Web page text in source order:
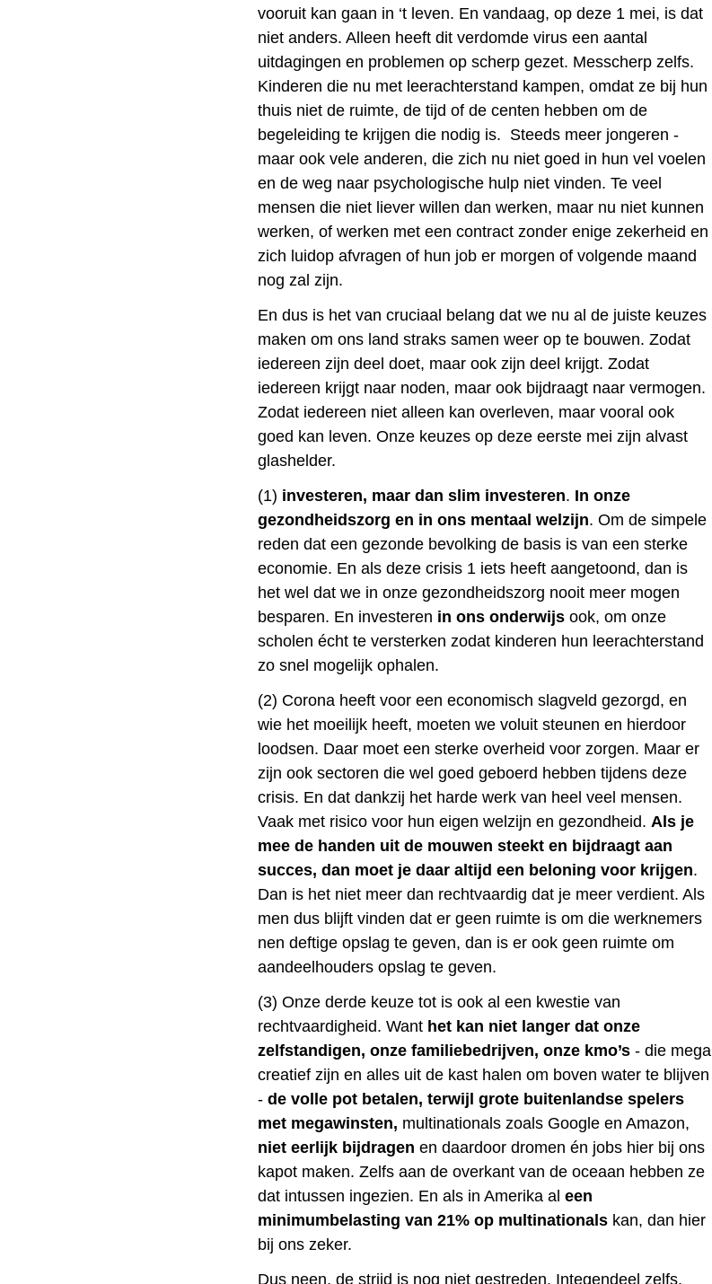
vooruit kan gaan in ‘t leven. En vandaag, op deze 1 mei, is dat
niet anders. Alleen heeft dit verdomde virus een aantal
uitdagingen en problemen op scherp gezet. Messcherp zelfs.
Kinderen die nu met leerachterstand kampen, omdat ze bij hun
thuis niet de ruimte, de tijd of de centen hebben om de
begeleiding te krijgen die nodig is. Steeds meer jongeren -
maar ook vele anderen, die zich nu niet goed in hun vel voelen
en de weg naar psychologische hulp niet vinden. Te veel
mensen die niet liever willen dan werken, maar nu niet kunnen
werken, of werken met een contract zonder enige zekerheid en
zich luidop afvragen of hun job er morgen of volgende maand
nog zal zijn.
En dus is het van cruciaal belang dat we nu al de juiste keuzes
maken om ons land straks samen weer op te bouwen.Zodat
iedereen zijn deel doet, maar ook zijn deel krijgt.Zodat
iedereen krijgt naar noden, maar ook bijdraagt naar vermogen.
Zodat iedereen niet alleen kan overleven, maar vooral ook
goed kan leven. Onze keuzes op deze eerste mei zijn alvast
glashelder.
(1) investeren, maar dan slim investeren. In onze
gezondheidszorg en in ons mentaal welzijn. Om de simpele
reden dat een gezonde bevolking de basis is van een sterke
economie. En als deze crisis 1 iets heeft aangetoond, dan is
het wel dat we in onze gezondheidszorg nooit meer mogen
besparen. En investeren in ons onderwijs ook, om onze
scholen écht te versterken zodat kinderen hun leerachterstand
zo snel mogelijk ophalen.
(2) Corona heeft voor een economisch slagveld gezorgd, en
wie het moeilijk heeft, moeten we voluit steunen en hierdoor
loodsen. Daar moet een sterke overheid voor zorgen. Maar er
zijn ook sectoren die wel goed geboerd hebben tijdens deze
crisis. En dat dankzij het harde werk van heel veel mensen.
Vaak met risico voor hun eigen welzijn en gezondheid.Als je
mee de handen uit de mouwen steekt en bijdraagt aan
succes, dan moet je daar altijd een beloning voor krijgen.
Dan is het niet meer dan rechtvaardig dat je meer verdient. Als
men dus blijft vinden dat er geen ruimte is om die werknemers
nen deftige opslag te geven, dan is er ook geen ruimte om
aandeelhouders opslag te geven.
(3) Onze derde keuze tot is ook al een kwestie van
rechtvaardigheid. Want het kan niet langer datonze
zelfstandigen, onze familiebedrijven, onze kmo’s- die mega
creatief zijn en alles uit de kast halen om boven water te blijven
-de volle pot betalen, terwijl grote buitenlandse spelers
met megawinsten, multinationals zoals Google en Amazon,
niet eerlijk bijdragen en daardoor dromen én jobs hier bij ons
kapot maken.Zelfs aan de overkant van de oceaan hebben ze
dat intussen ingezien. En als in Amerika aleen
minimumbelasting van 21% op multinationals kan, dan hier
bij ons zeker.
Dus neen, de strijd is nog niet gestreden. Integendeel zelfs,